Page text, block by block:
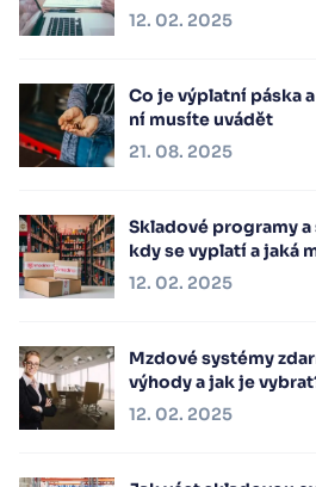
12. 02. 2025
Co je výplatní páska
ní musíte uvádět
21. 08. 2025
Skladové programy
kdy se vyplatí a jaká
12. 02. 2025
Mzdové systémy
výhody a jak je
12. 02. 2025